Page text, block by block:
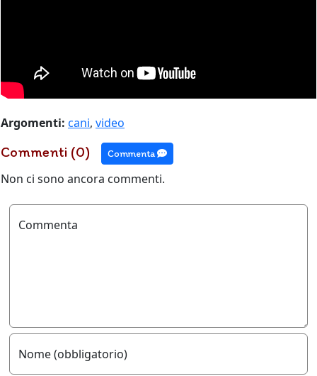
Argomenti: cani, video
Commenti (0) Commenta
Non ci sono ancora commenti.
Commenta
Nome (obbligatorio)